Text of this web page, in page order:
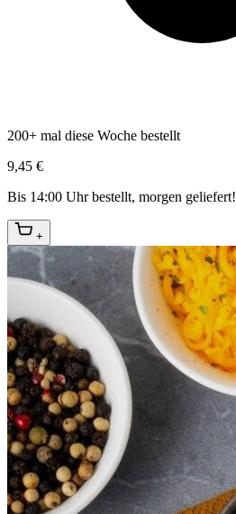
200+ mal diese Woche bestellt
9,45 €
Bis 14:00 Uhr bestellt, morgen geliefert!
+